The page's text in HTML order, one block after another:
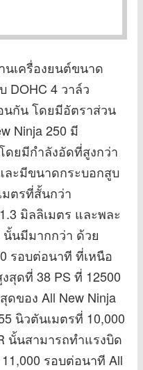
นเครื่องยนต์ขนาด
DOHC 4 วาล์ว
นกัน โดยมีอัตราส่วน
Ninja 250 มี
ดยมีกำลังอัดที่สูงกว่า
ละมีขนาดกระบอกสูบ
ตรที่สั้นกว่า
มิลลิเมตร และพละ
นั้นมีมากกว่า ด้วย
รอบต่อนาที ที่เหนือ
สุดที่ 38 PS ที่ 12500
ของ All New Ninja
นิวตันเมตรที่ 10,000
นั้นสามารถทำแรงบิด
รอบต่อนาที All